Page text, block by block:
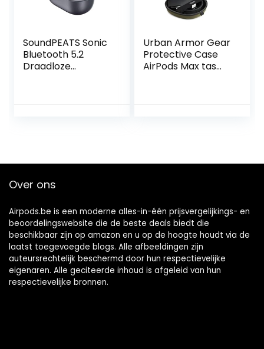
SoundPEATS Sonic
Bluetooth 5.2
Draadloze
Uur Speeltijd met
Urban Armor Gear
Protective Case
AirPods Max tas
Over ons
Airpods.be is een moderne alles-in-één prijsvergelijkings- en
beoordelingswebsite die de beste deals biedt die
beschikbaar zijn op amazon en u op de hoogte houdt via de
laatst toegevoegde blogs. Alle afbeeldingen zijn
auteursrechtelijk beschermd door hun respectievelijke
eigenaren. Alle geciteerde inhoud is afgeleid van hun
respectievelijke bronnen.